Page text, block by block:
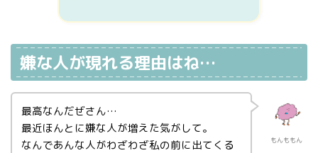
嫌な人が現れる理由はね…
もんももん
最高なんだぜさん…
最近ほんとに嫌な人が増えた気がして。
なんであんな人がわざわざ私の前に出てくる